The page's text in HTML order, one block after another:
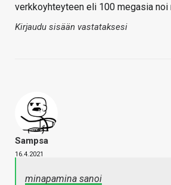
verkkoyhteyteen eli 100 megasia noi
Kirjaudu sisään vastataksesi
Sampsa
16.4.2021
minapamina sanoi